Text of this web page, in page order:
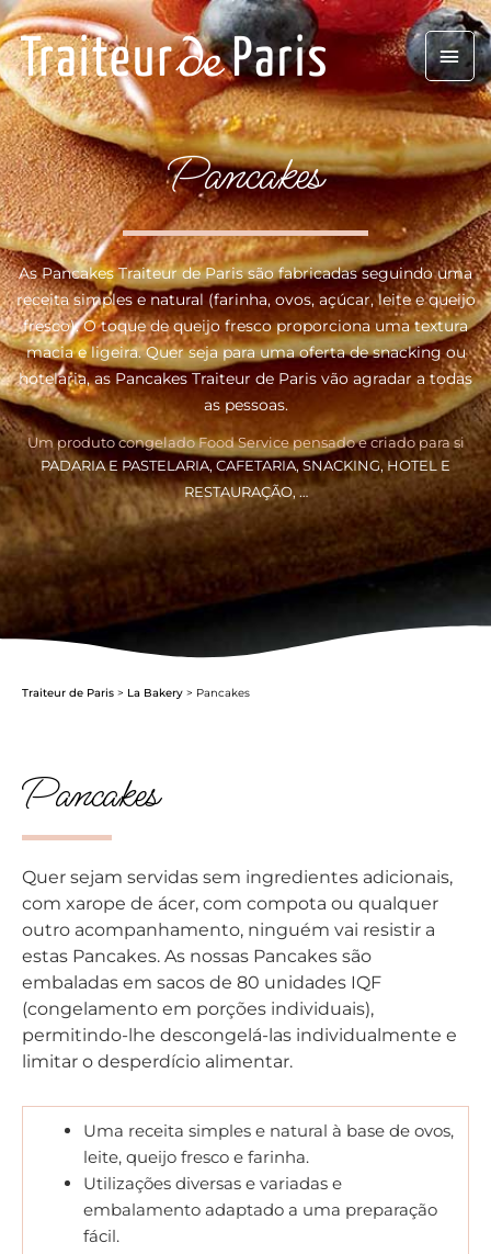
Skip
to
content
Pancakes
As Pancakes Traiteur de Paris são fabricadas seguindo uma
receita simples e natural (farinha, ovos, açúcar, leite e queijo
fresco). O toque de queijo fresco proporciona uma textura
macia e ligeira. Quer seja para uma oferta de snacking ou
hotelaria, as Pancakes Traiteur de Paris vão agradar a todas
as pessoas.
Um produto congelado Food Service pensado e criado para si
PADARIA E PASTELARIA, CAFETARIA, SNACKING, HOTEL E
RESTAURAÇÃO, …
Traiteur de Paris > La Bakery > Pancakes
Pancakes
Quer sejam servidas sem ingredientes adicionais,
com xarope de ácer, com compota ou qualquer
outro acompanhamento, ninguém vai resistir a
estas Pancakes. As nossas Pancakes são
embaladas em sacos de 80 unidades IQF
(congelamento em porções individuais),
permitindo-lhe descongelá-las individualmente e
limitar o desperdício alimentar.
Uma receita simples e natural à base de ovos,
leite, queijo fresco e farinha.
Utilizações diversas e variadas e
embalamento adaptado a uma preparação
fácil.